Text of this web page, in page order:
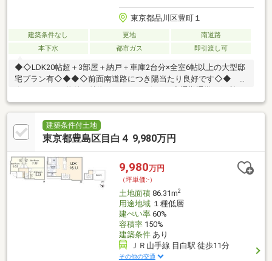
東京都品川区豊町１
建築条件なし 更地
南道路
本下水
都市ガス 即引渡し可
◆◇LDK20帖超＋3部屋＋納戸＋車庫2台分×全室6帖以上の大型邸
宅プラン有◇◆◆◇前面南道路につき陽当たり良好です◇◆
☆━━━…‥・ 物件の特徴 ・‥…━━━☆ ◆通勤通学に便利な
山手線・埼京線・湘南新宿ライン・りんかい線『大崎』駅 利用可
能 ◆周辺は閑静な住宅地につき落ち着いた街並みでお過ごし頂
けます。 ◆スーパー、コンビニ、公園等、生活環境良好 ◆モ
デルハウスのご案内や建物プレゼンテーションも随時受付中
━━━☆
建築条件付土地
東京都豊島区目白４ 9,980万円
9,980万円
（坪単価:-）
土地面積86.31m2
用途地域１種低層
建ぺい率60%
容積率150%
建築条件あり
ＪＲ山手線 目白駅 徒歩11分
その他の交通